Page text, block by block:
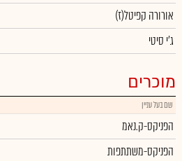
(אורורה קפיטל(ז
ג'י סיטי
מוכרים
שם בעל עניין
הפניקס-ק.נאמ
הפניקס-משתתפות